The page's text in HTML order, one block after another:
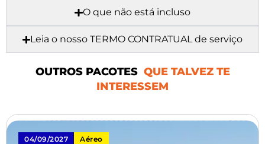
O que não está incluso
Leia o nosso TERMO CONTRATUAL de serviço
OUTROS PACOTES QUE TALVEZ TE
INTERESSEM
04/09/2027 Aéreo